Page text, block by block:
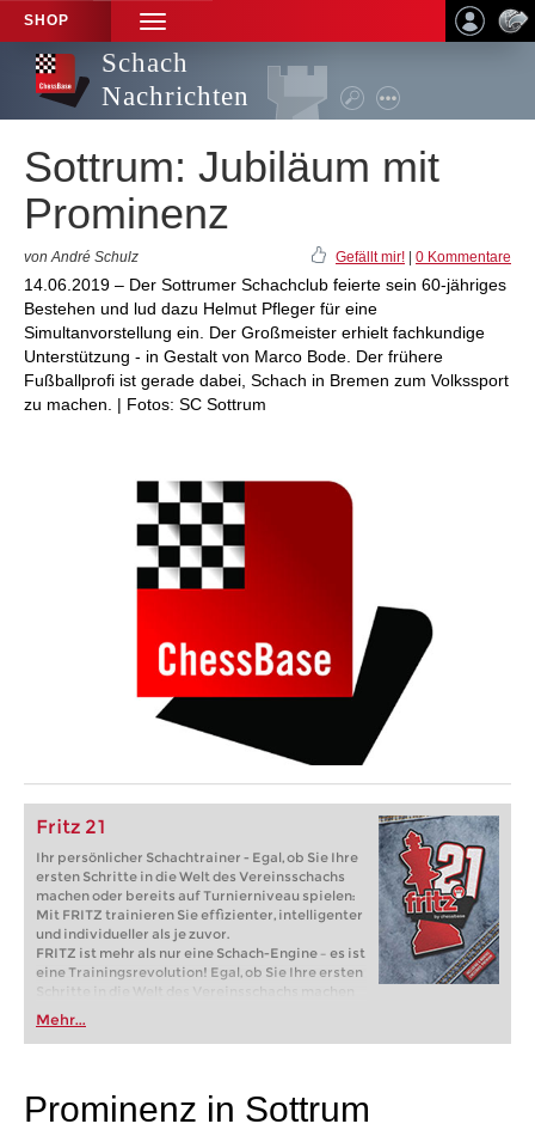
SHOP
TOGGLE
NAVIGATION
Schach
Nachrichten
Sottrum: Jubiläum mit
Prominenz
von André Schulz Gefällt mir! 0 Kommentare
14.06.2019 – Der Sottrumer Schachclub feierte sein 60-jähriges
Bestehen und lud dazu Helmut Pfleger für eine
Simultanvorstellung ein. Der Großmeister erhielt fachkundige
Unterstützung - in Gestalt von Marco Bode. Der frühere
Fußballprofi ist gerade dabei, Schach in Bremen zum Volkssport
zu machen. | Fotos: SC Sottrum
Fritz 21
Ihr persönlicher Schachtrainer - Egal, ob Sie Ihre
ersten Schritte in die Welt des Vereinsschachs
machen oder bereits auf Turnierniveau spielen:
Mit FRITZ trainieren Sie effizienter, intelligenter
und individueller als je zuvor.
FRITZ ist mehr als nur eine Schach-Engine – es ist
eine Trainingsrevolution! Egal, ob Sie Ihre ersten
Schritte in die Welt des Vereinsschachs machen
oder bereits auf Turnierniveau spielen: Mit
FRITZ trainieren Sie effizienter, intelligenter und
individueller als je zuvor.
Mehr...
Prominenz in Sottrum